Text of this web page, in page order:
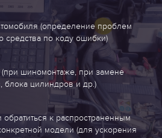
(определение проблем
средства по коду ошибки)
шиномонтаже, при замене
блока цилиндров и др.)
к распространенным
модели (для ускорения